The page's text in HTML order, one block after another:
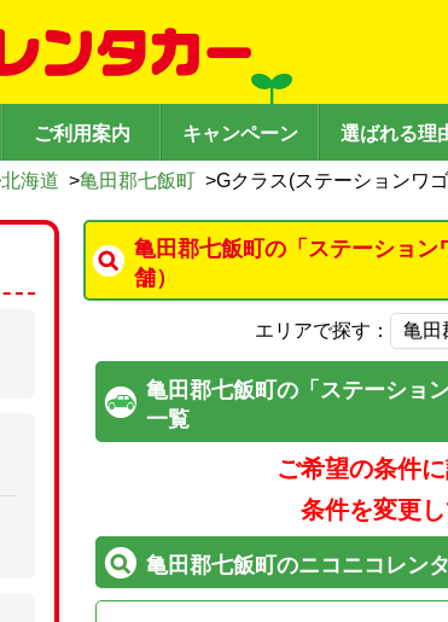
ご利用案内 キャンペーン 選ばれる理
北海道 >亀田郡七飯町 >Gクラス(ステーションワ
亀田郡七飯町の「ステーショ
舗）
エリアで探す：
亀田郡七飯町の「ステーショ
一覧
ご希望の条件
条件を変更
亀田郡七飯町のニコニコレン